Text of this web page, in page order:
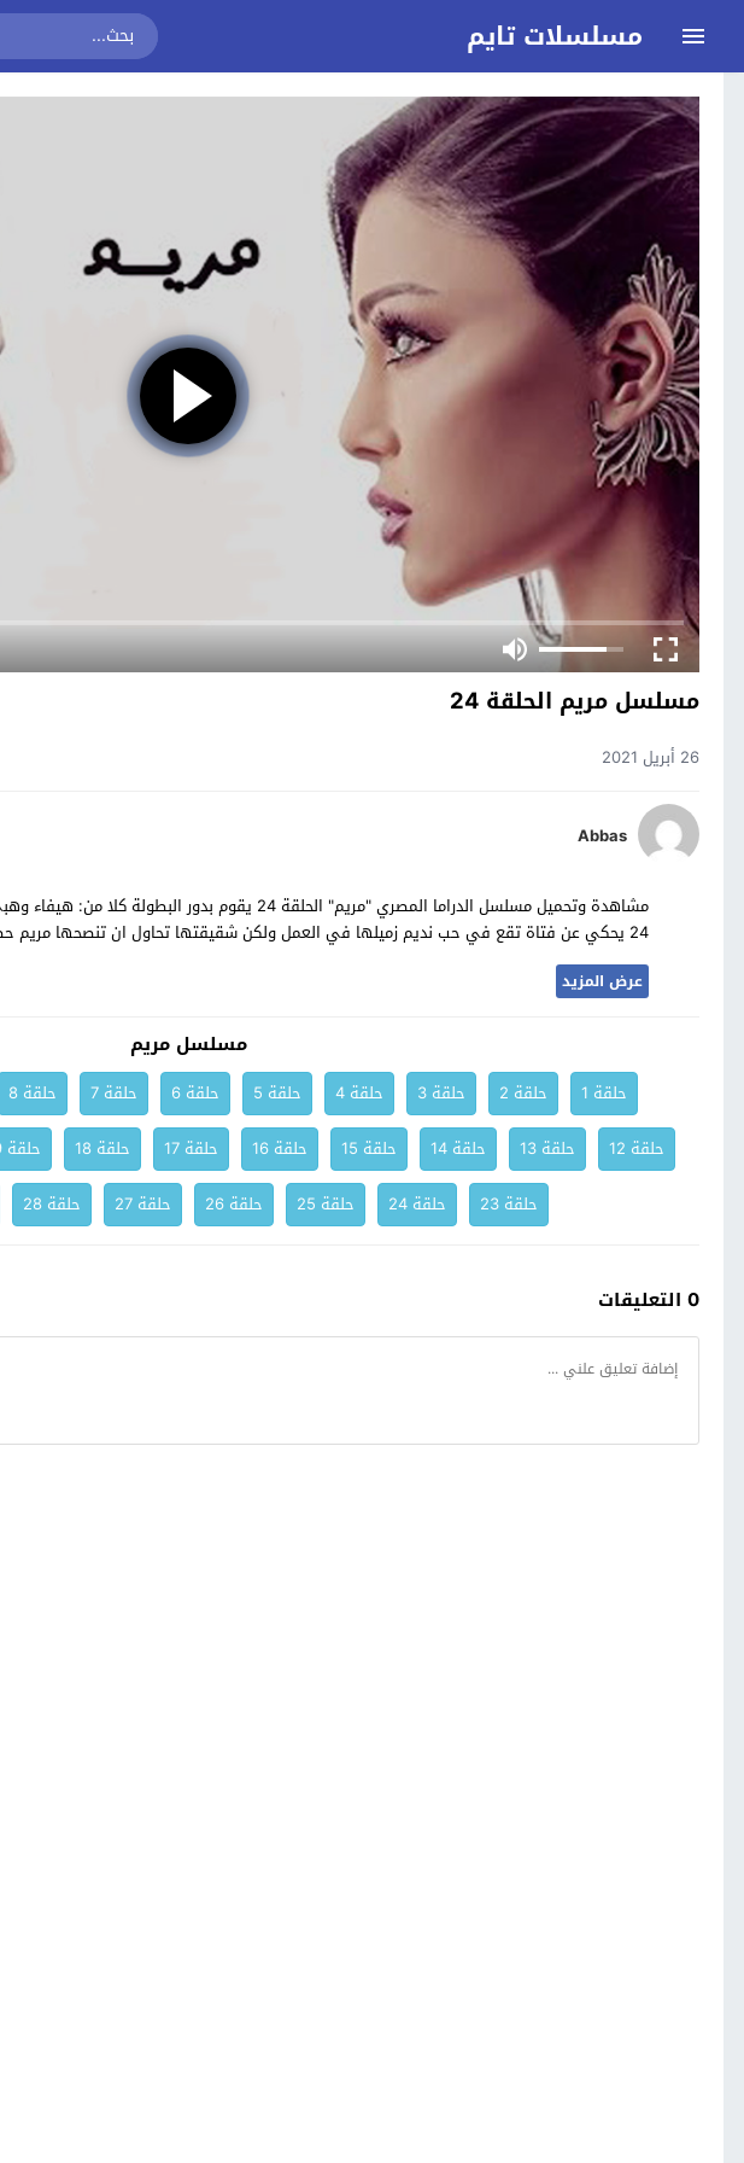
مسلسلات تايم
مسلسل مريم الحلقة 24
26 أبريل 2021
Abbas
24 يحكي عن فتاة تقع في حب نديم زميلها في العمل ولكن شقيقتها تحاول ان تنصحها مريم حصرياً على موقع مسلسلات تايم
عرض المزيد
مسلسل مريم
حلقة 1 حلقة 2 حلقة 3 حلقة 4 حلقة 5 حلقة 6 حلقة 7 حلقة 8
حلقة 12
حلقة 13 حلقة 14 حلقة 15 حلقة 16 حلقة 17 حلقة 18 حلقة 19
حلقة 23
حلقة 24 حلقة 25 حلقة 26 حلقة 27 حلقة 28
0 التعليقات